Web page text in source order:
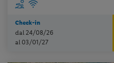
Check-in
dal 24/08/26
al 03/01/27